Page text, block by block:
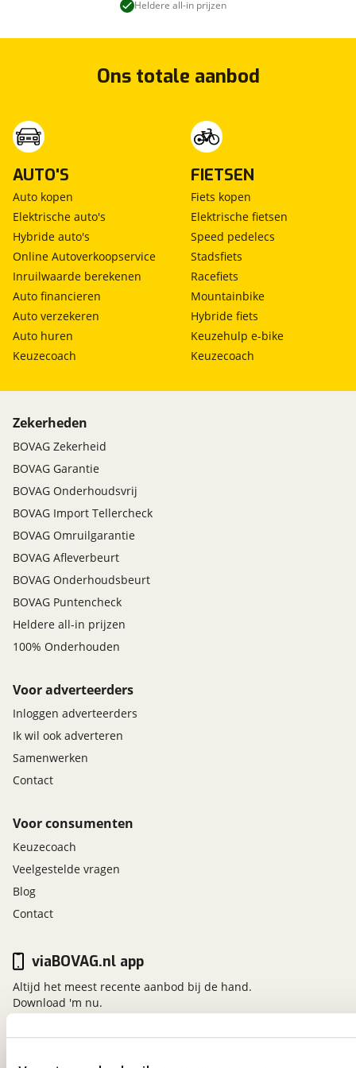
Trim exterieur
B-stijl exterieur in pianozwart
carrosseriekleur
Dakspoiler en haaienvinantenne
Trim interieur
Armsteun portieren, klep middenconsole en
voorconsole bekleed met kunstleder afgewerkt
met stiknaad in Brown
Dashboard-elementen en deurpanelen
bovenkant in kunstleder met grijs stiksel
Interieurlijsten Metal/Wood-design
Lederen stuurwiel en pookknop
Zwart lederen interieur, geperforeerd leer met
stiksel in Brown
tegen wegrollen op een helling
ingestelde snelheid aan en bewaart gewenste
afstand tot voorganger
MRCC, volledige snelheid houdt gekozen afstand
tot voorganger met stop & go-functie
Velgen en banden
19'' Lichtmetalen velgen, Silver afwerking
Ventilatie en verwarming
twee zones met ventilatie voor de
achterpassagiers
Adaptive High Beam Control (HBC): automatisch
dimmende LED-verlichting bij naderend verkeer
Coming home / leaving home verlichting
LED koplampen met koplampsproeiers en
LED mistlampen en LED achterlichtunits
Zetels
Beide voorstoelen en stuurwiel in hoogte en
bestuurdersstoel incl. lendensteun en
ISOFIX-bevestigingspunten voor kinderzitjes
achterin
Middenarmsteun achter met twee bekerhouders
Heldere all-in prijzen
Ons totale aanbod
AUTO'S
Auto kopen
Elektrische auto's
Hybride auto's
Online Autoverkoopservice
Inruilwaarde berekenen
Auto financieren
Auto verzekeren
Auto huren
Keuzecoach
FIETSEN
Fiets kopen
Elektrische fietsen
Speed pedelecs
Stadsfiets
Racefiets
Mountainbike
Hybride fiets
Keuzehulp e-bike
Keuzecoach
Zekerheden
BOVAG Zekerheid
BOVAG Garantie
BOVAG Onderhoudsvrij
BOVAG Import Tellercheck
BOVAG Omruilgarantie
BOVAG Afleverbeurt
BOVAG Onderhoudsbeurt
BOVAG Puntencheck
Heldere all-in prijzen
100% Onderhouden
Voor adverteerders
Inloggen adverteerders
Ik wil ook adverteren
Samenwerken
Contact
Voor consumenten
Keuzecoach
Veelgestelde vragen
Blog
Contact
viaBOVAG.nl
viaBOVAG.nl app
Altijd het meest recente aanbod bij de hand.
Download 'm nu.